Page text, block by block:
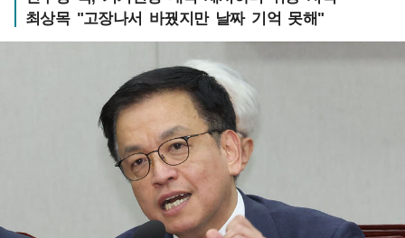
최상목 "고장나서 바꿨지만 날짜 기억 못해"